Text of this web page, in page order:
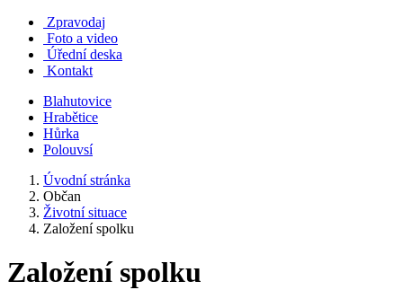
Zpravodaj
Foto a video
Úřední deska
Kontakt
Blahutovice
Hrabětice
Hůrka
Polouvsí
Úvodní stránka
Občan
Životní situace
Založení spolku
Založení spolku